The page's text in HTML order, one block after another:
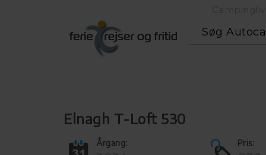
Søg
Elnagh T-Loft 530
Årgang: Pris: